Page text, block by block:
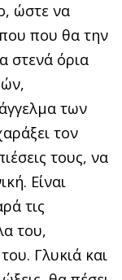
ώστε να
που θα την
στενά όρια
των
τον
τους, να
Είναι
τις
του,
Γλυκιά και